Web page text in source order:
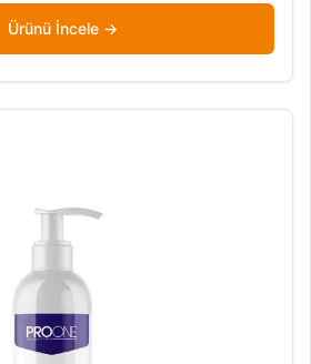
Ürünü İncele